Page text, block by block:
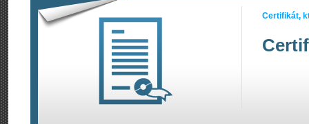
Certifikát,